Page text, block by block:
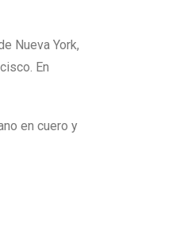
Nueva York,
En
en cuero y